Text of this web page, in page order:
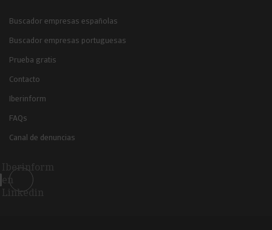
Buscador empresas españolas
Buscador empresas portuguesas
Prueba gratis
Contacto
Iberinform
FAQs
Canal de denuncias
Iberinform
en
Linkedin